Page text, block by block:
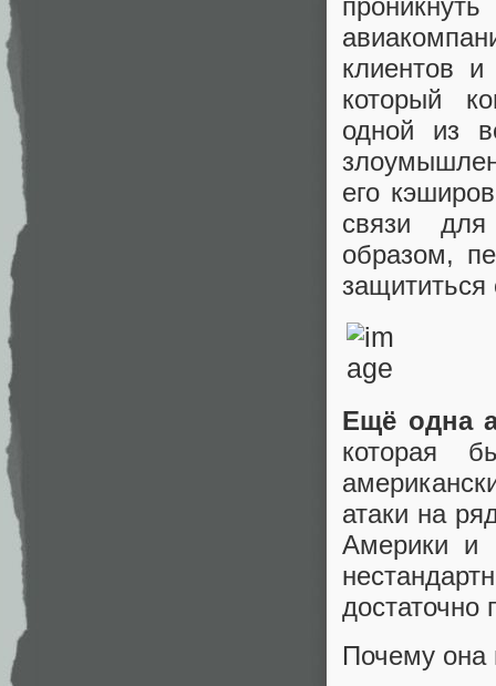
клиентов
который
одной из
его
связи для
образом,
защититься
Ещё одна
которая
атаки на
Америки и
достаточно
Почему она